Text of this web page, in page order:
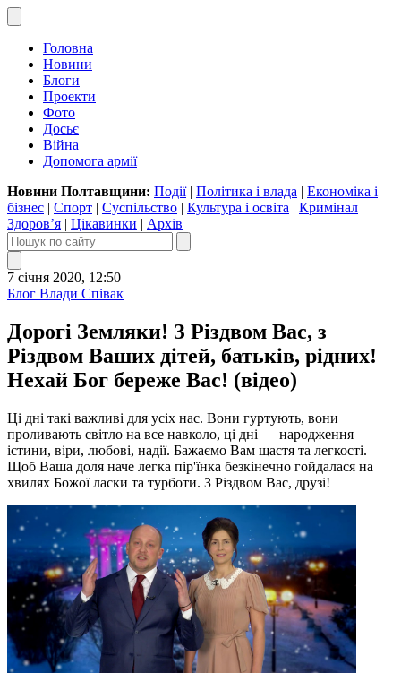
Головна
Новини
Блоги
Проекти
Фото
Досьє
Війна
Допомога армії
Новини Полтавщини: Події| Політика і влада | Економіка і
бізнес | Спорт | Суспільство | Культура і освіта | Кримінал |
Здоров’я | Цікавинки | Архів
7 січня 2020, 12:50
Блог Влади Співак
Дорогі Земляки! З Різдвом Вас, з
Різдвом Ваших дітей, батьків, рідних!
Нехай Бог береже Вас! (відео)
Ці дні такі важливі для усіх нас. Вони гуртують, вони
проливають світло на все навколо, ці дні — народження
істини, віри, любові, надії. Бажаємо Вам щастя та легкості.
Щоб Ваша доля наче легка пір'їнка безкінечно гойдалася на
хвилях Божої ласки та турботи. З Різдвом Вас, друзі!